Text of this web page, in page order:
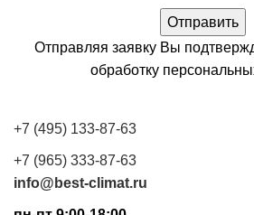
Отправляя заявку Вы
обработку
+7 (495) 133-87-63
+7 (965) 333-87-63
info@best-climat.ru